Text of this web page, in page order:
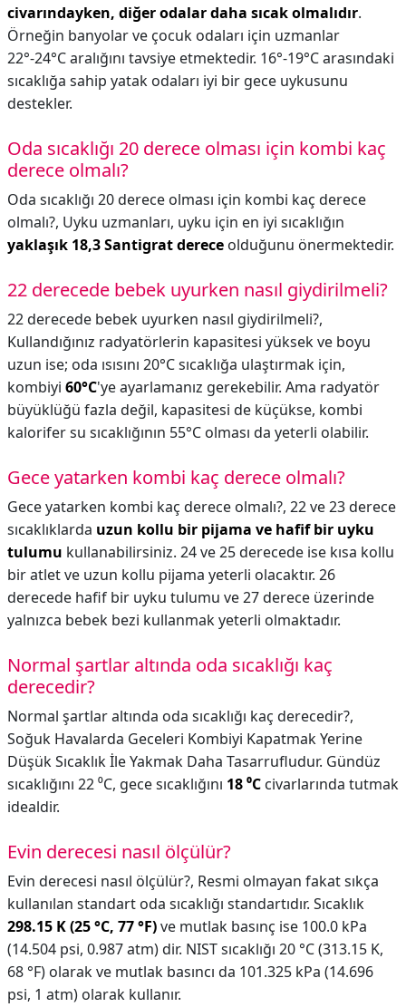
civarındayken, diğer odalar daha sıcak olmalıdır.
Örneğin banyolar ve çocuk odaları için uzmanlar
22°-24°C aralığını tavsiye etmektedir. 16°-19°C arasındaki
sıcaklığa sahip yatak odaları iyi bir gece uykusunu
destekler.
Oda sıcaklığı 20 derece olması için kombi kaç
derece olmalı?
Oda sıcaklığı 20 derece olması için kombi kaç derece
olmalı?, Uyku uzmanları, uyku için en iyi sıcaklığın
yaklaşık 18,3 Santigrat derece olduğunu önermektedir.
22 derecede bebek uyurken nasıl giydirilmeli?
22 derecede bebek uyurken nasıl giydirilmeli?,
Kullandığınız radyatörlerin kapasitesi yüksek ve boyu
uzun ise; oda ısısını 20°C sıcaklığa ulaştırmak için,
kombiyi 60°C'ye ayarlamanız gerekebilir. Ama radyatör
büyüklüğü fazla değil, kapasitesi de küçükse, kombi
kalorifer su sıcaklığının 55°C olması da yeterli olabilir.
Gece yatarken kombi kaç derece olmalı?
Gece yatarken kombi kaç derece olmalı?, 22 ve 23 derece
sıcaklıklarda uzun kollu bir pijama ve hafif bir uyku
tulumu kullanabilirsiniz. 24 ve 25 derecede ise kısa kollu
bir atlet ve uzun kollu pijama yeterli olacaktır. 26
derecede hafif bir uyku tulumu ve 27 derece üzerinde
yalnızca bebek bezi kullanmak yeterli olmaktadır.
Normal şartlar altında oda sıcaklığı kaç
derecedir?
Normal şartlar altında oda sıcaklığı kaç derecedir?,
Soğuk Havalarda Geceleri Kombiyi Kapatmak Yerine
Düşük Sıcaklık İle Yakmak Daha Tasarrufludur. Gündüz
sıcaklığını 22 ⁰C, gece sıcaklığını 18 ⁰C civarlarında tutmak
idealdir.
Evin derecesi nasıl ölçülür?
Evin derecesi nasıl ölçülür?, Resmi olmayan fakat sıkça
kullanılan standart oda sıcaklığı standartıdır. Sıcaklık
298.15 K (25 °C, 77 °F)ve mutlak basınç ise 100.0 kPa
(14.504 psi, 0.987 atm) dir. NIST sıcaklığı 20 °C (313.15 K,
68 °F) olarak ve mutlak basıncı da 101.325 kPa (14.696
psi, 1 atm) olarak kullanır.